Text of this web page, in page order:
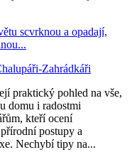
scvrknou a opadají,
Zahrádkáři
praktický pohled na vše,
domu i radostmi
kteří ocení
postupy a
Nechybí tipy na...